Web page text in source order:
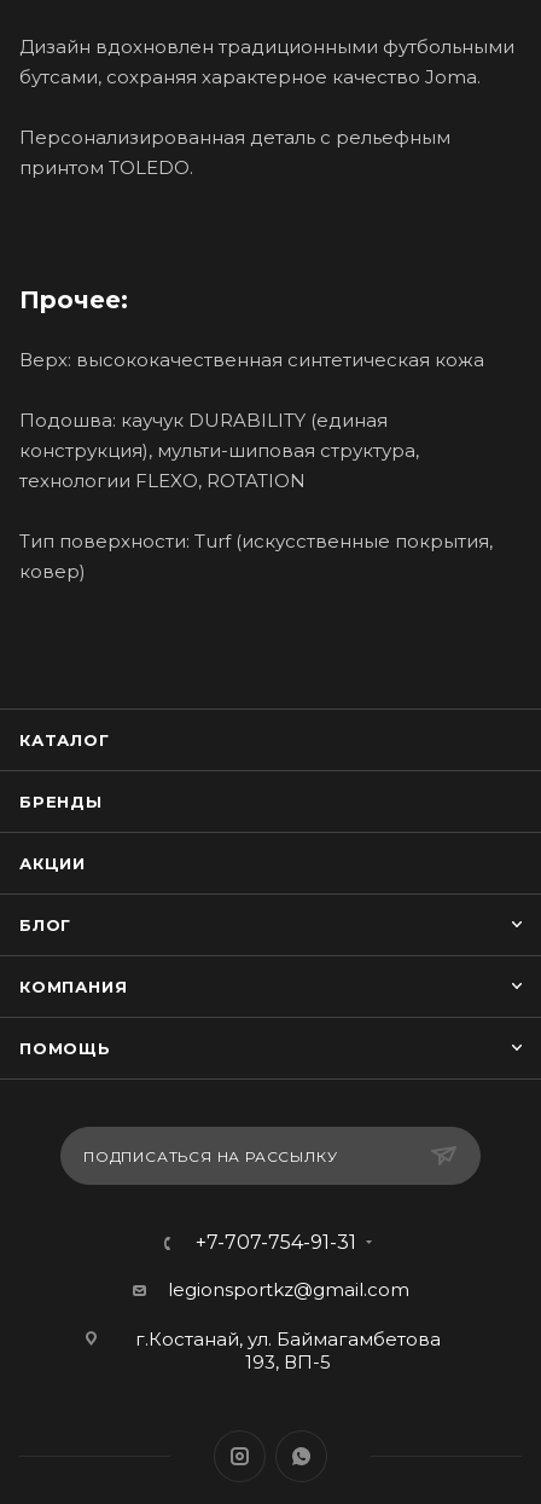
Дизайн вдохновлен традиционными футбольными
бутсами, сохраняя характерное качество Joma.
Персонализированная деталь с рельефным
принтом TOLEDO.
Прочее:
Верх: высококачественная синтетическая кожа
Подошва: каучук DURABILITY (единая
конструкция), мульти-шиповая структура,
технологии FLEXO, ROTATION
Тип поверхности: Turf (искусственные покрытия,
ковер)
КАТАЛОГ
БРЕНДЫ
АКЦИИ
БЛОГ
КОМПАНИЯ
ПОМОЩЬ
ПОДПИСАТЬСЯ НА РАССЫЛКУ
+7-707-754-91-31
legionsportkz@gmail.com
г.Костанай, ул. Баймагамбетова
193, ВП-5